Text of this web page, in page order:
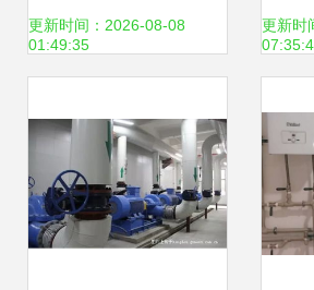
卡荣誉之旅
更新时间：2026-08-08
01:49:35
更新时